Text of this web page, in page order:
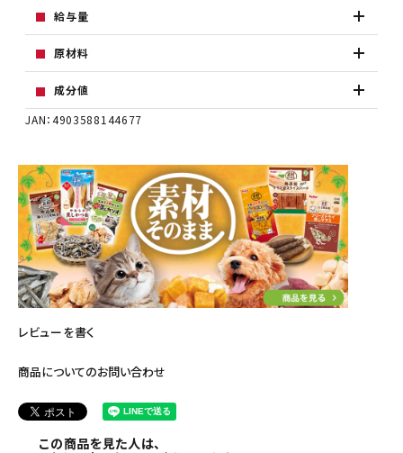
給与量
原材料
成分値
JAN：4903588144677
レビューを書く
商品についてのお問い合わせ
この商品を見た人は、